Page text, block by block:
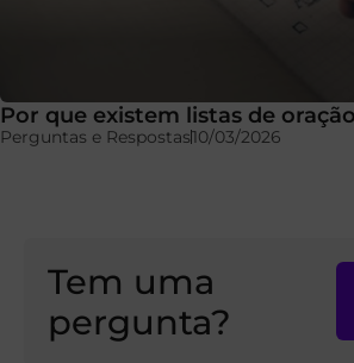
Por que existem listas de
Perguntas e Respostas10/03/2026
Tem uma
pergunta?